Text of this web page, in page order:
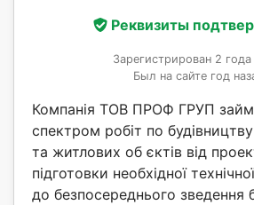
Реквизиты
Зарегистрирован 2 года
Был на сайте год
Компанія ТОВ ПРОФ ГРУП
спектром робіт по
та житлових об єктів від
підготовки необхідної
до безпосереднього зведення